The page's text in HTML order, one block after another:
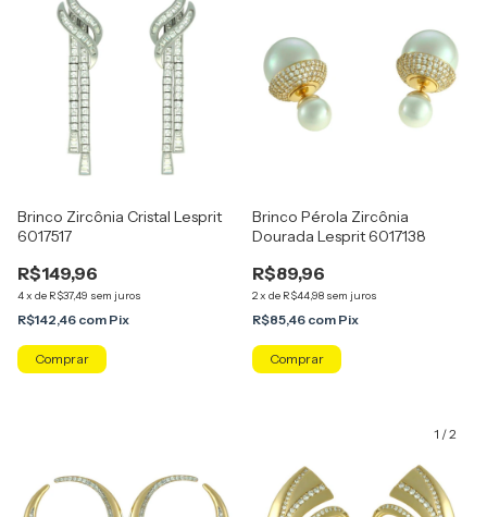
Brinco Zircônia Cristal Lesprit
6017517
R$149,96
4x de R$37,49 sem juros
R$142,46 com Pix
Comprar
Brinco Pérola Zircônia
Dourada Lesprit 6017138
R$89,96
2x de R$44,98 sem juros
R$85,46 com Pix
1 /2